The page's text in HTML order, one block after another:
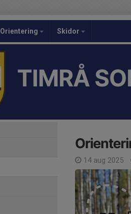
Orientering Skidor
TIMRÅ
14 aug 2025